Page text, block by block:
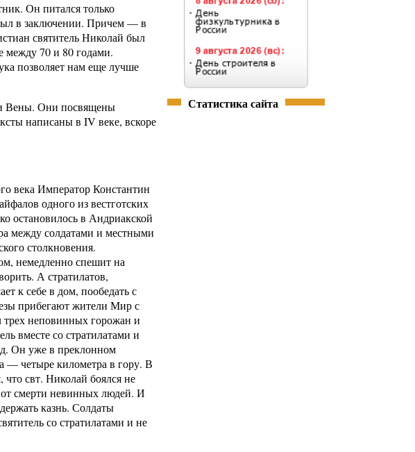
Он питался только
в заключении. Причем — в
святитель Николай был
между 70 и 80 годами.
позволяет нам еще лучше
и Вены. Они посвящены
написаны в IV веке, вскоре
века Император Константин
одного из вестготских
остановилось в Андриакской
между солдатами и местными
столкновения.
немедленно спешит на
А стратилатов,
к себе в дом, пообедать с
прибегают жители Мир с
трех неповинных горожан и
вместе со стратилатами и
Он уже в преклонном
— четыре километра в гору. В
свт. Николай боялся не
смерти невинных людей. И
казнь. Солдаты
со стратилатами и не
Статистика сайта